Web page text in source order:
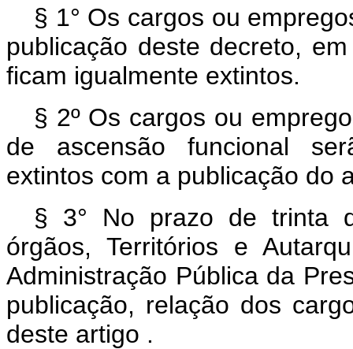
§ 1° Os cargos ou
publicação deste decreto,
ficam igualmente extintos.
§ 2º Os cargos ou
de ascensão funcional
extintos com a publicação do
§ 3° No prazo de trinta
órgãos, Territórios e
Administração Pública da
publicação, relação dos
deste artigo .